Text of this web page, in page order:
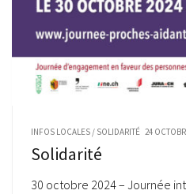
INFOS LOCALES / SOLIDARITÉ 24
Solidarité
30 octobre 2024 – Journée